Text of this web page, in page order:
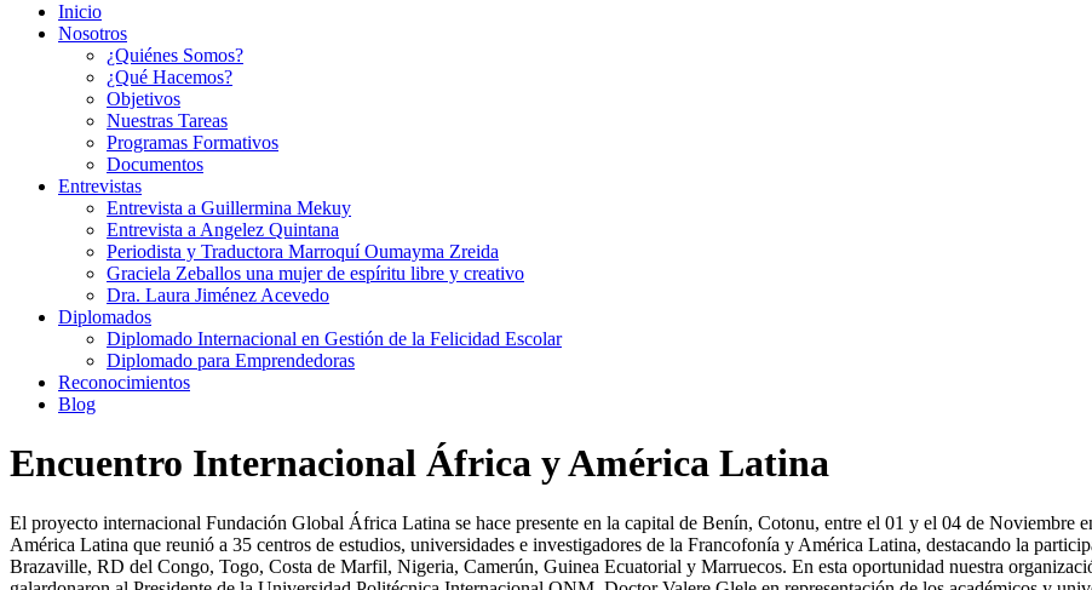
Inicio
Nosotros
¿Quiénes Somos?
¿Qué Hacemos?
Objetivos
Nuestras Tareas
Programas Formativos
Documentos
Entrevistas
Entrevista a Guillermina Mekuy
Entrevista a Angelez Quintana
Periodista y Traductora Marroquí Oumayma Zreida
Graciela Zeballos una mujer de espíritu libre y creativo
Dra. Laura Jiménez Acevedo
Diplomados
Diplomado Internacional en Gestión de la Felicidad Escolar
Diplomado para Emprendedoras
Reconocimientos
Blog
Encuentro Internacional África y América Latina
El proyecto internacional Fundación Global África Latina se hace presente en la capital de Benín, Cotonu, entre el 01 y el 04 de Noviembre
América Latina que reunió a 35 centros de estudios, universidades e investigadores de la Francofonía y América Latina, destacando la
Brazaville, RD del Congo, Togo, Costa de Marfil, Nigeria, Camerún, Guinea Ecuatorial y Marruecos. En esta oportunidad nuestra